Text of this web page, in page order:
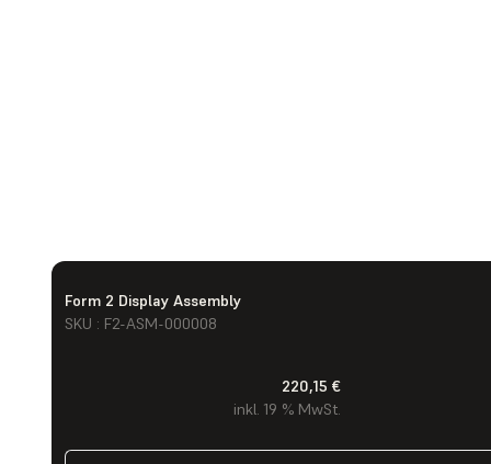
Form 2 Display Assembly
SKU : F2-ASM-000008
220,15 €
inkl. 19 % MwSt.